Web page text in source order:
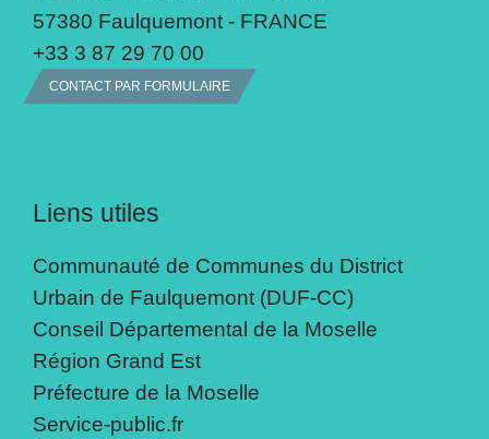
57380 Faulquemont - FRANCE
+33 3 87 29 70 00
CONTACT PAR FORMULAIRE
Liens utiles
Communauté de Communes du District
Urbain de Faulquemont (DUF-CC)
Conseil Départemental de la Moselle
Région Grand Est
Préfecture de la Moselle
Service-public.fr